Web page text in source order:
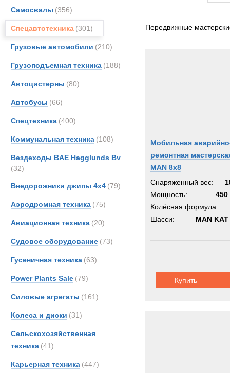
Самосвалы (356)
Спецавтотехника (301)
Грузовые автомобили (210)
Грузоподъемная техника (188)
Автоцистерны (80)
Автобусы (66)
Спецтехника (400)
Коммунальная техника (108)
Вездеходы BAE Hagglunds Bv
(32)
Внедорожники джипы 4х4 (79)
Аэродромная техника (75)
Авиационная техника (20)
Судовое оборудование (73)
Гусеничная техника (63)
Power Plants Sale (79)
Силовые агрегаты (161)
Колеса и диски (31)
Сельскохозяйственная
техника (41)
Карьерная техника (447)
MCE
UBRE
Передвижные
Мобильная
ремонтная
MAN 8x8
Снаряженный вес:
Мощность:
450
Колёсная формула:
Шасси:
MAN
Купить